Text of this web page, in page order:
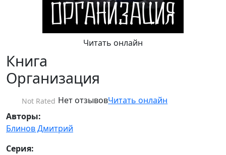
Читать онлайн
Книга
Организация
Not Rated Нет отзывовЧитать онлайн
Авторы:
Блинов Дмитрий
Серия: